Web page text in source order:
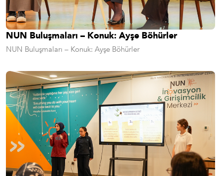
NUN Buluşmaları – Konuk: Ayşe Böhürler
NUN Buluşmaları – Konuk: Ayşe Böhürler